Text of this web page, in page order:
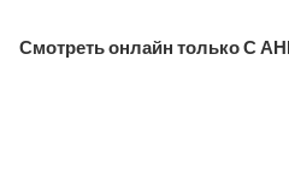
Смотреть онлайн только С